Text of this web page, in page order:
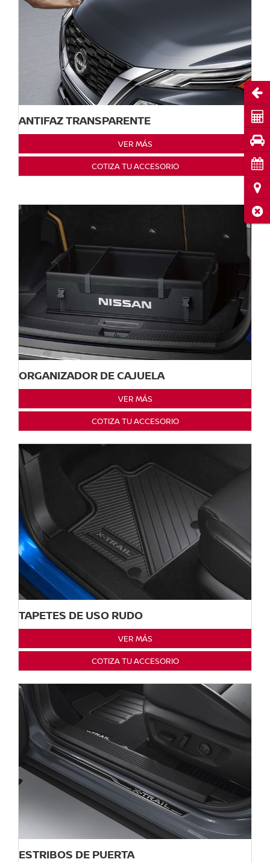
ANTIFAZ TRANSPARENTE
VER MÁS
COTIZA TU ACCESORIO
ORGANIZADOR DE CAJUELA
VER MÁS
COTIZA TU ACCESORIO
TAPETES DE USO RUDO
VER MÁS
COTIZA TU ACCESORIO
ESTRIBOS DE PUERTA